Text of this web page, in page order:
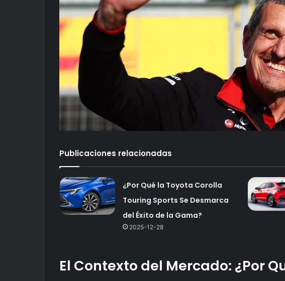
Publicaciones relacionadas
¿Por Qué la Toyota Corolla
Touring Sports Se Desmarca
del Éxito de la Gama?
2025-12-28
El Contexto del Mercado: ¿Por